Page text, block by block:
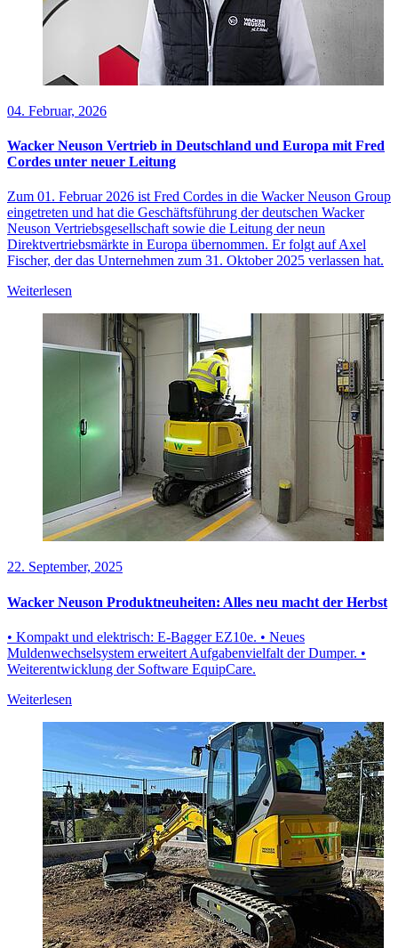
04. Februar, 2026
Wacker Neuson Vertrieb in Deutschland und Europa mit Fred
Cordes unter neuer Leitung
Zum 01. Februar 2026 ist Fred Cordes in die Wacker Neuson Group
eingetreten und hat die Geschäftsführung der deutschen Wacker
Neuson Vertriebsgesellschaft sowie die Leitung der neun
Direktvertriebsmärkte in Europa übernommen. Er folgt auf Axel
Fischer, der das Unternehmen zum 31. Oktober 2025 verlassen hat.
Weiterlesen
22. September, 2025
Wacker Neuson Produktneuheiten: Alles neu macht der Herbst
• Kompakt und elektrisch: E-Bagger EZ10e. • Neues
Muldenwechselsystem erweitert Aufgabenvielfalt der Dumper. •
Weiterentwicklung der Software EquipCare.
Weiterlesen